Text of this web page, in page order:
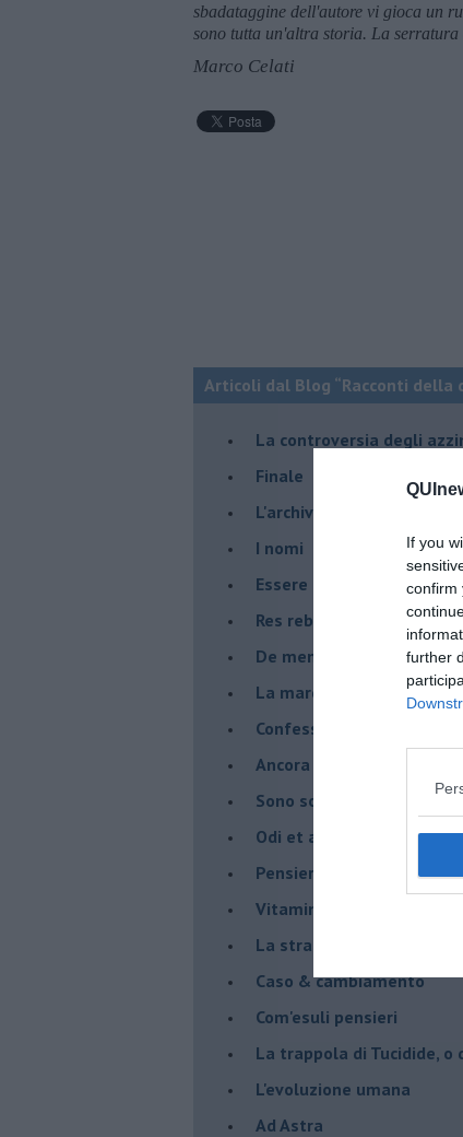
If you
confirm
further
sbadataggine dell'autore vi gioca un
sono tutta un'altra storia. La
Marco Celati
Articoli dal Blog “Racconti della
La controversia degli
Finale
L'archivio
I nomi
Essere
Res rebus
De mente
La marcia
Confessioni del pappagallo
Ancora pensieri & disordine
Sono solo parole
Odi et amo
Pensieri in disordine
Vitamina D
La strada
Caso & cambiamento
Com'esuli pensieri
La trappola di Tucidide, o
L'evoluzione umana
Ad Astra